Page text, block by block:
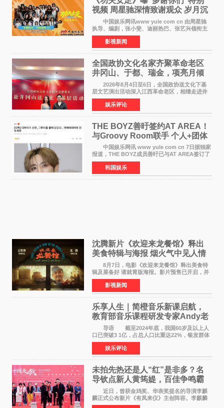
视频 周星驰深情致谢观众 岁月沉
淀不灭初心
中国娱乐网讯www yule com cn 由周星驰
执导、编剧，张小斐、迪丽热巴、张艺兴领衔主
演，刘嘉玲、佐藤健特别出演，艾米、雪野、蔡
思贝、胡予安、倪好特别介绍的喜剧电影《功夫
女足》释出多谢你
影视新闻
全国政协文化名家齐聚革命老区
井冈山、于都、瑞金，项亮月倾
情献唱《桃花谣》致敬红色沃土
2026年8月4日至6日，全国政协送文化下基
层文艺演出活动深入江西革命老区，相继走进井
冈山、于都长征出发地、瑞金三地。由全国政协
文化文史和学习委员会副主任、甘肃省政协原主
席欧阳坚率团，一
娱乐评论
THE BOYZ善旴签约AT AREA！
与Groovy Room联手 个人+团体
活动并行
中国娱乐网讯 www yule com cn 7日据独家
报道，THE BOYZ成员善旴已与AT AREA签订了
专属合约。AT AREA是由知名制作人组合
Groovy Room创立的hip-hop厂牌，旗下拥有多
位实力派音乐人，在韩
韩国娱乐
沈腾新片《欢迎来龙餐馆》释出
美食特辑与海报 烟火气中见人情
温暖
8月7日，电影《欢迎来龙餐馆》释出美食特
辑及菜备好 请就胃版海报。影片预售已开启，并
将于8月8日至10日14:00-21:00举行全国超前点
映。电影《欢迎来龙餐馆》作为战争美食喜剧大
片，讲述了中国
影视新闻
乐享人生｜简橙音乐新课启航，
教育部音乐课程研发专家Andy老
师重磅入驻领航银龄琴声
导语 截至2024年底，我国60岁及以上人
口已突破3 1亿，占总人口比重达22%，银发群体
的精神文化需求日益凸显。2024年1月，国务院办
公厅印发《关于发展银发经济增进老年人福祉的
意见》——这是
娱乐评论
未拍先热还是人“红”是非多？名
导钦点新人黄筠媞，百佳争鸣霸
气回应
近日，曾获金鸡奖、华表奖提名的导演李麒
麟正式公布新片《有凤来仪》主创阵容。李麒麟
早年凭电影《华容道》获得金鸡奖、华表奖提